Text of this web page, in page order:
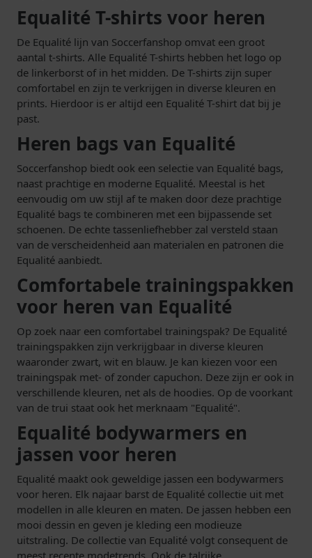
Equalité T-shirts voor heren
De Equalité lijn van Soccerfanshop omvat een groot
aantal t-shirts. Alle Equalité T-shirts hebben het logo op
de linkerborst of in het midden. De T-shirts zijn super
comfortabel en zijn te verkrijgen in diverse kleuren en
prints. Hierdoor is er altijd een Equalité T-shirt dat bij je
past.
Heren bags van Equalité
Soccerfanshop biedt ook een selectie van Equalité bags,
naast prachtige en moderne Equalité. Meestal is het
eenvoudig om uw stijl af te maken door deze prachtige
Equalité bags te combineren met een bijpassende set
schoenen. De echte tassenliefhebber zal versteld staan
van de verscheidenheid aan materialen en patronen die
Equalité aanbiedt.
Comfortabele trainingspakken
voor heren van Equalité
Op zoek naar een comfortabel trainingspak? De Equalité
trainingspakken zijn verkrijgbaar in diverse kleuren
waaronder zwart, wit en blauw. Je kan kiezen voor een
trainingspak met- of zonder capuchon. Deze zijn er ook in
verschillende kleuren, net als de hoodies. Op de voorkant
van de trui staat ook het merknaam "Equalité".
Equalité bodywarmers en
jassen voor heren
Equalité maakt ook geweldige jassen een bodywarmers
voor heren. Elk najaar barst de Equalité collectie uit met
modellen in alle kleuren en maten. De jassen hebben een
mooi dessin en geven je kleding een modieuze
uitstraling. De collectie van Equalité volgt consequent de
meest recente modetrends. Ook de talrijke